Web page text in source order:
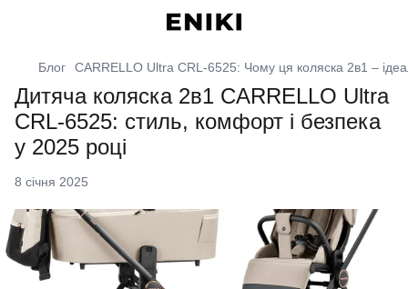
Блог CARRELLO Ultra CRL-6525: Чому ця коляска 2в1 –
Дитяча коляска 2в1 CARRELLO Ultra
CRL-6525: стиль, комфорт і безпека
у 2025 році
8 січня 2025